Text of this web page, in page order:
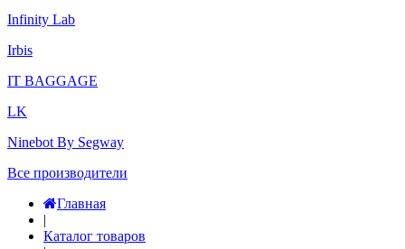
Infinity Lab
Irbis
IT BAGGAGE
LK
Ninebot By Segway
Все производители
Главная
|
Каталог товаров